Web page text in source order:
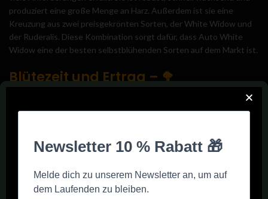
produziert eine große Menge an Harz. Außerdem ist sie eine
Kreuzung aus zwei preisgekrönten Sorten, der White Widow und
der Ruderalis. Diese Kombination sorgt dafür, dass Auto White
Widow eine der besten selbstblühenden Sorten auf dem Markt ist.
Blütezeit und Ertrag – 🥦
Auto White Widow zu einer großartigen Wahl für Züchter, die
Auto White Widow ist bekannt für seine hohen Erträge. Unter
optimalen Bedingungen kann diese Sorte bis zu 450 Gramm pro